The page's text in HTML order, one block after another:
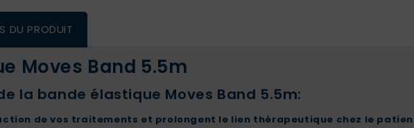
DU PRODUIT
Moves Band 5.5m
la bande élastique Moves Band 5.5m:
de vos traitements et prolongent le lien thérapeutique chez le